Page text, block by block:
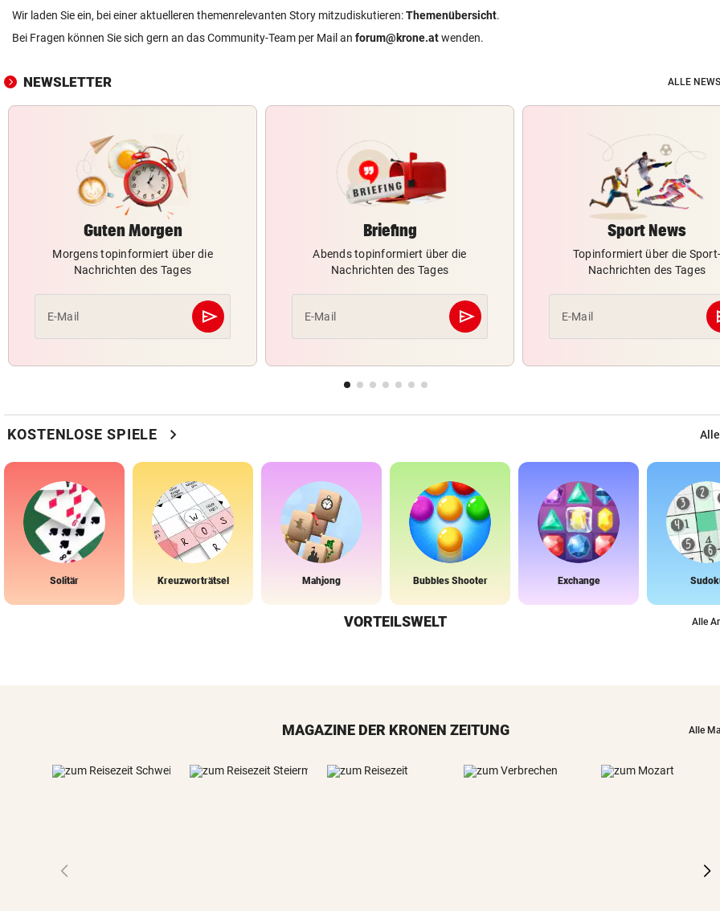
Wir laden Sie ein, bei einer aktuelleren themenrelevanten Story mitzudiskutieren:Themenübersicht.
Bei Fragen können Sie sich gern an das Community-Team per Mail an forum@krone.atwenden.
NEWSLETTER ALLE
Guten Morgen
Morgens topinformiert über die
Nachrichten des Tages
E-Mail send
Abschicken
Briefing
Abends topinformiert über die
Nachrichten des Tages
E-Mail send
Abschicken
Sport News
Topinformiert über die
Nachrichten des Tages
E-Mail
KOSTENLOSE SPIELE chevron_right
Solitär Kreuzworträtsel Mahjong Bubbles Shooter Exchange
VORTEILSWELT Alle
MAGAZINE DER KRONEN ZEITUNG Alle